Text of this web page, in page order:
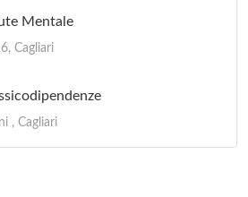
Mentale
Cagliari
, Cagliari